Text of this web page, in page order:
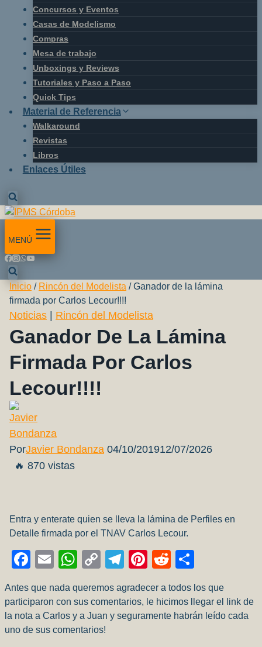
Concursos y Eventos
Casas de Modelismo
Compras
Mesa de trabajo
Unboxings y Reviews
Tutoriales y Paso a Paso
Quick Tips
Material de Referencia
Walkaround
Revistas
Libros
Enlaces Útiles
MENÚ
Inicio / Rincón del Modelista / Ganador de la lámina
firmada por Carlos Lecour!!!!
Noticias Rincón del Modelista
Ganador De La Lámina
Firmada Por Carlos
Lecour!!!!
PorJavier Bondanza 04/10/201912/07/2026
🔥 870 vistas
Entra y enterate quien se lleva la lámina de Perfiles en
Detalle firmada por el TNAV Carlos Lecour.
Facebook
EmailWhatsApp
CopyTelegram
Pinterest
Reddit
Antes que nada queremos agradecer a todos los que
participaron con sus comentarios, le hicimos llegar el link de
la nota a Carlos y a Juan y seguramente habrán leído cada
uno de sus comentarios!